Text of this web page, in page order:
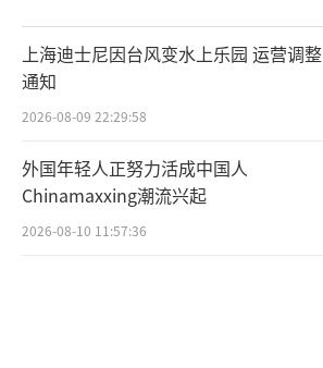
上海迪士尼因台风变水上乐园 运营调整
通知
2026-08-09 22:29:58
外国年轻人正努力活成中国人
Chinamaxxing潮流兴起
2026-08-10 11:57:36